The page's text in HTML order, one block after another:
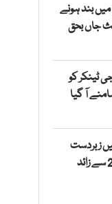
بند ہونے
جی ٹینکر کو
آ گیا
زبردست
تیزی، 100 انڈیکس میں 2700 سے زائد